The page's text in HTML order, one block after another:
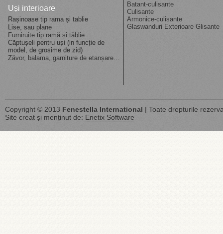
Uși interioare
Rașinoase tip rama și tablie
Lise, sau plane
Furniruite tip ramă și tăblie
Căptușeli pentru uși (in funcție de
model, de grosime de zid)
Zăvor, balama, garniture de etanșare…
Batant-culisante
Culisante
Armonice-culisante
Glaswanduri Exterioare Glisante
Copyright © 2013 Fenestella International | Toate drepturile
Site creat și menținut de: Enetix Software